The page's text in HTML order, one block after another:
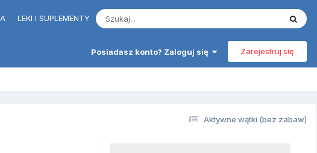
LEKI I SUPLEMENTY
Posiadasz konto? Zaloguj się Zarejestruj się
Aktywne wątki (bez zabaw)